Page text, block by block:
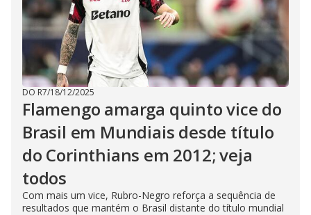
DO R7/18/12/2025
Flamengo amarga quinto vice do
Brasil em Mundiais desde título
do Corinthians em 2012; veja
todos
Com mais um vice, Rubro-Negro reforça a sequência de
resultados que mantém o Brasil distante do título mundial